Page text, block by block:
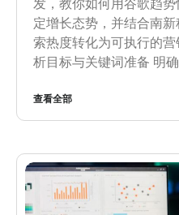
发，教你如何用谷歌趋
定增长态势，并结合南
索热度转化为可执行的
析目标与关键词准备 明确
查看全部